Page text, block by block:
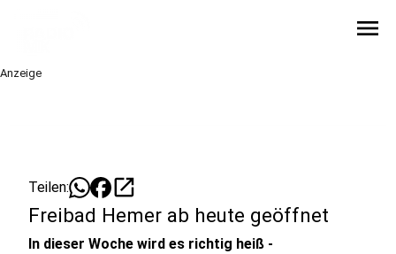
menu
Anzeige
Teilen: open_in_new
Freibad Hemer ab heute geöffnet
In dieser Woche wird es richtig heiß -